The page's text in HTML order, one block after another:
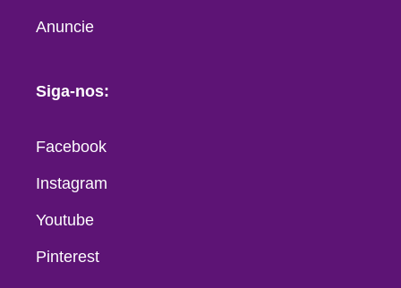
Anuncie
Siga-nos:
Facebook
Instagram
Youtube
Pinterest